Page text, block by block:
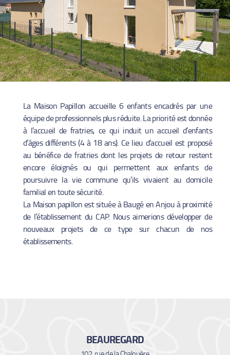
La Maison Papillon accueille 6 enfants encadrés par une
équipe de professionnels plus réduite. La priorité est donnée
à l’accueil de fratries, ce qui induit un accueil d’enfants
d’âges différents (4 à 18 ans). Ce lieu d’accueil est proposé
au bénéfice de fratries dont les projets de retour restent
encore éloignés ou qui permettent aux enfants de
poursuivre la vie commune qu’ils vivaient au domicile
familial en toute sécurité.
La Maison papillon est située à Baugé en Anjou à proximité
de l’établissement du CAP. Nous aimerions développer de
nouveaux projets de ce type sur chacun de nos
établissements.
BEAUREGARD